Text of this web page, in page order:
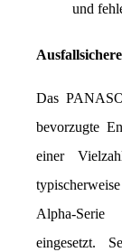
und
Das
bevorzugte
einer
Alpha-Serie
eingesetzt.